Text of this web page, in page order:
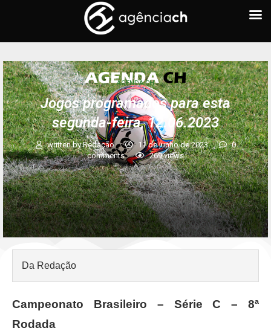
AGENDA CH
Jogos programados para esta
segunda-feira, 12.06.2023
written byRedação 11 de junho de 2023
0
comments
269views
Da Redação
Campeonato Brasileiro – Série C – 8ª
Rodada